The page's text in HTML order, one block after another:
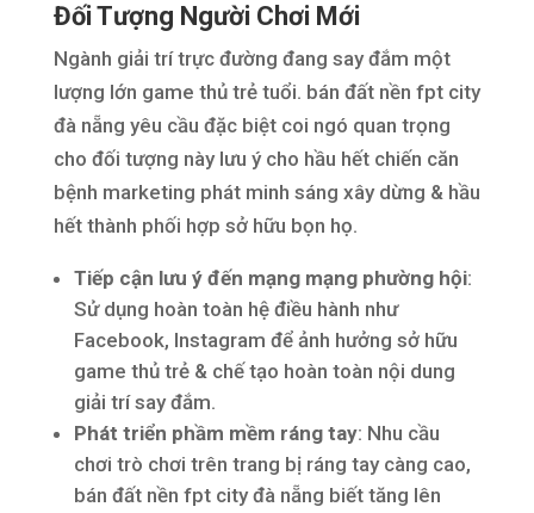
Đối Tượng Người Chơi Mới
Ngành giải trí trực đường đang say đắm một
lượng lớn game thủ trẻ tuổi. bán đất nền fpt city
đà nẵng yêu cầu đặc biệt coi ngó quan trọng
cho đối tượng này lưu ý cho hầu hết chiến căn
bệnh marketing phát minh sáng xây dừng & hầu
hết thành phối hợp sở hữu bọn họ.
Tiếp cận lưu ý đến mạng mạng phường hội:
Sử dụng hoàn toàn hệ điều hành như
Facebook, Instagram để ảnh hưởng sở hữu
game thủ trẻ & chế tạo hoàn toàn nội dung
giải trí say đắm.
Phát triển phầm mềm ráng tay: Nhu cầu
chơi trò chơi trên trang bị ráng tay càng cao,
bán đất nền fpt city đà nẵng biết tăng lên